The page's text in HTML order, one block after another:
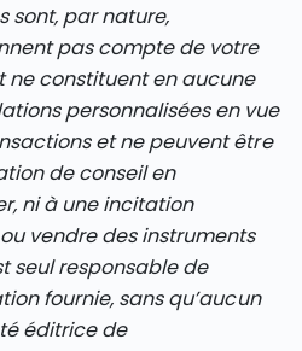
sont, par nature,
pas compte de votre
ne constituent en aucune
personnalisées en vue
et ne peuvent être
de conseil en
ni à une incitation
vendre des instruments
seul responsable de
fournie, sans qu’aucun
éditrice de